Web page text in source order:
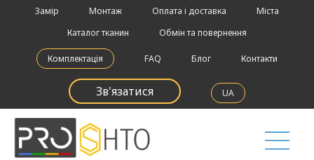
Замір Монтаж Оплата і доставка
Міста
Каталог тканин
Обмін та повернення
Комплектація FAQ Блог Контакти
Зв'язатися UA